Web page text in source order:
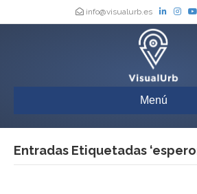
info@visualurb.es
Menú
Entradas Etiquetadas